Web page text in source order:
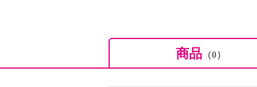
商品 （0）